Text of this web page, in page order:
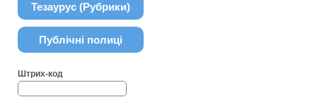
Тезаурус (Рубрики)
Публічні полиці
Штрих-код